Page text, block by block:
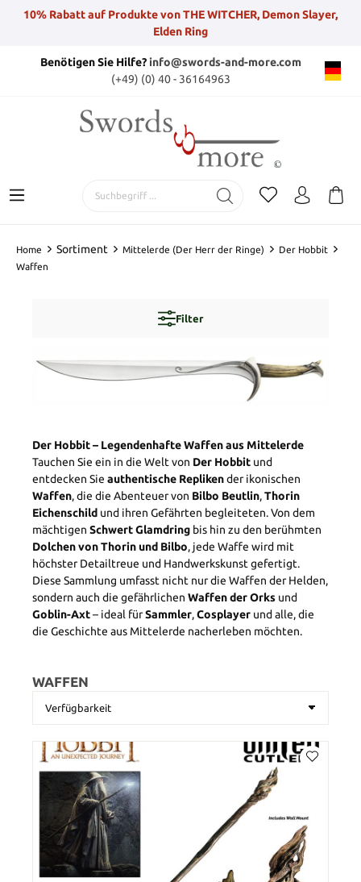
10% Rabatt auf Produkte von THE WITCHER, Demon Slayer,
Elden Ring
Benötigen Sie Hilfe?info@swords-and-more.com
(+49) (0) 40 - 36164963
Home Sortiment Mittelerde (Der Herr der Ringe)
Der Hobbit
Waffen
Filter
Der Hobbit – Legendenhafte Waffen aus Mittelerde
Tauchen Sie ein in die Welt von Der Hobbit und
entdecken Sie authentische Replikender ikonischen
Waffen, die die Abenteuer von Bilbo Beutlin,Thorin
Eichenschild und ihren Gefährten begleiteten. Von dem
mächtigen Schwert Glamdring bis hin zu den berühmten
Dolchen von Thorin und Bilbo, jede Waffe wird mit
höchster Detailtreue und Handwerkskunst gefertigt.
Diese Sammlung umfasst nicht nur die Waffen der Helden,
sondern auch die gefährlichen Waffen der Orks und
Goblin-Axt– ideal fürSammler,Cosplayer und alle, die
die Geschichte aus Mittelerde nacherleben möchten.
WAFFEN